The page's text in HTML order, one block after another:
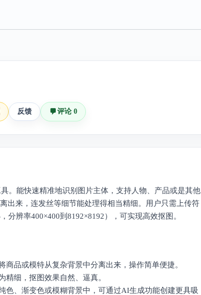
反馈 评论 0
。能快速精准地识别图片主体，支持人物、产品或是其他
出来，连发丝等细节能处理得相当精细。用户只需上传符
分辨率400×400到8192×8192），可实现高效抠图。
品或模特从复杂背景中分离出来，操作简单便捷。
精细，抠图效果自然、逼真。
色、渐变色或模糊背景中，可通过AI生成功能创建更具吸